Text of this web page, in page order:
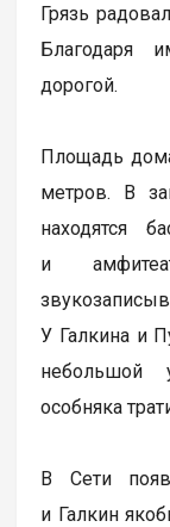
Грязь
Благодаря
дорогой.
Площадь
метров. В
находятся
и
У Галкина и
небольшой
особняка
В Сети
и Галкин